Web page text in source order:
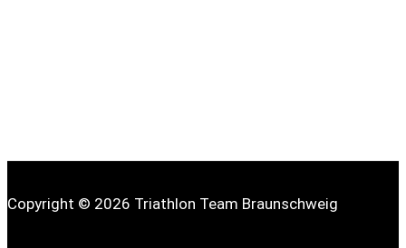
Copyright © 2026 Triathlon Team Braunschweig